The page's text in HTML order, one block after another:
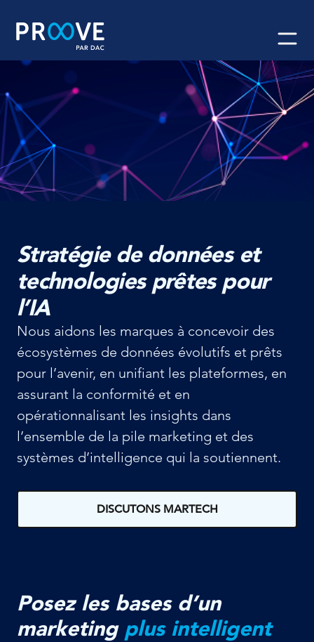
content
Stratégie de donnéeset
technologies prêtes pour
l’IA
Nous aidons les marques à concevoir des
écosystèmes de données évolutifs et prêts
pour l’avenir, en unifiant les plateformes, en
assurant la conformité et en
opérationnalisant les insights dans
l’ensemble de la pile marketing et des
systèmes d’intelligence qui la soutiennent.
DISCUTONS MARTECH
Posez les bases d’un
marketing plus intelligent